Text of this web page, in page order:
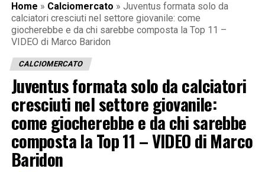
Home » Calciomercato » Juventus formata solo da
calciatori cresciuti nel settore giovanile: come
giocherebbe e da chi sarebbe composta la Top 11 –
VIDEO di Marco Baridon
CALCIOMERCATO
Juventus formata solo da calciatori
cresciuti nel settore giovanile:
come giocherebbe e da chi sarebbe
composta la Top 11 – VIDEO di Marco
Baridon